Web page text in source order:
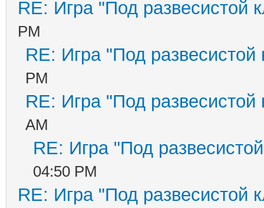
RE: Игра "Под развесистой
PM
RE: Игра "Под развесистой
PM
RE: Игра "Под развесистой
AM
RE: Игра "Под
04:50 PM
RE: Игра "Под развесистой